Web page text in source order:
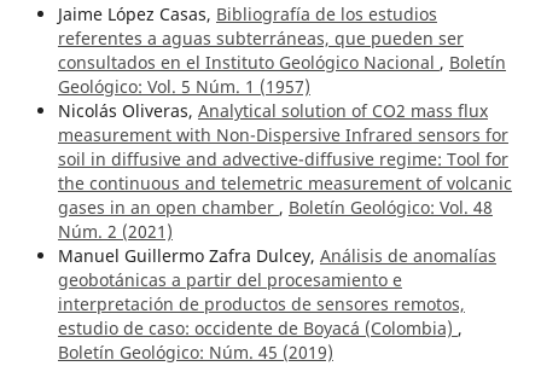
Jaime López Casas, Bibliografía de los estudios
referentes a aguas subterráneas, que pueden ser
consultados en el Instituto Geológico Nacional , Boletín
Geológico: Vol. 5 Núm. 1 (1957)
Nicolás Oliveras, Analytical solution of CO2 mass flux
measurement with Non-Dispersive Infrared sensors for
soil in diffusive and advective-diffusive regime: Tool for
the continuous and telemetric measurement of volcanic
gases in an open chamber , Boletín Geológico: Vol. 48
Núm. 2 (2021)
Manuel Guillermo Zafra Dulcey, Análisis de anomalías
geobotánicas a partir del procesamiento e
interpretación de productos de sensores remotos,
estudio de caso: occidente de Boyacá (Colombia) ,
Boletín Geológico: Núm. 45 (2019)